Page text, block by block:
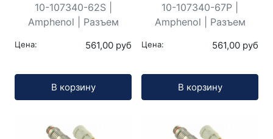
10-107340-62S |
Amphenol | Разъем
Цена: 561,00 руб
В корзину
10-107340-67P |
Amphenol | Разъем
Цена: 561,00 руб
В корзину